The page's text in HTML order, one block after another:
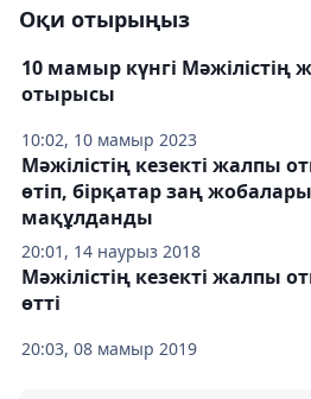
Оқи отырыңыз
10:02, 10 мамыр 2023
10 мамыр күнгі Мәжілістің
отырысы
20:01, 14 наурыз 2018
Мәжілістің кезекті жалпы
өтіп, бірқатар заң жобалары
мақұлданды
20:03, 08 мамыр 2019
Мәжілістің кезекті жалпы
өтті